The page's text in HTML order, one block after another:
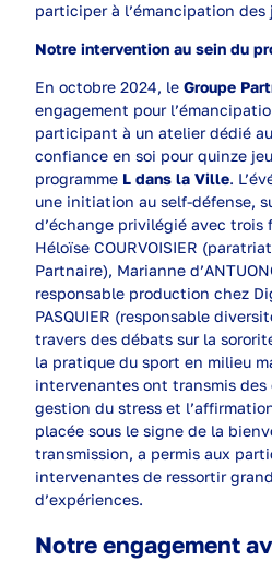
participer à l’émancipation des
Notre intervention au sein du
En octobre 2024, le Groupe
engagement pour
participant à un atelier dédié
confiance en soi pour quinze
programme L dans la Ville.
une initiation au self-défense,
d’échange privilégié avec trois
Héloïse COURVOISIER
Partnaire), Marianne
responsable production chez
PASQUIER (responsable
travers des débats sur la
la pratique du sport en milieu
intervenantes ont transmis des
gestion du stress et
placée sous le signe de la
transmission, a permis aux
intervenantes de ressortir
d’expériences.
Notre engagement